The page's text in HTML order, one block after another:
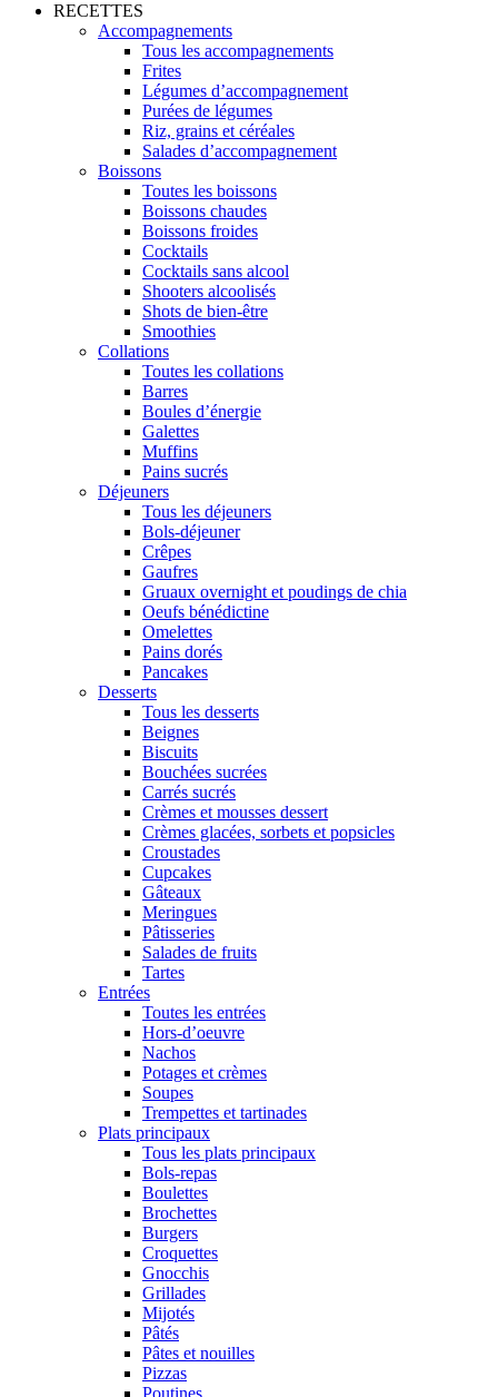
RECETTES
Accompagnements
Tous les accompagnements
Frites
Légumes d’accompagnement
Purées de légumes
Riz, grains et céréales
Salades d’accompagnement
Boissons
Toutes les boissons
Boissons chaudes
Boissons froides
Cocktails
Cocktails sans alcool
Shooters alcoolisés
Shots de bien-être
Smoothies
Collations
Toutes les collations
Barres
Boules d’énergie
Galettes
Muffins
Pains sucrés
Déjeuners
Tous les déjeuners
Bols-déjeuner
Crêpes
Gaufres
Gruaux overnight et poudings de chia
Oeufs bénédictine
Omelettes
Pains dorés
Pancakes
Desserts
Tous les desserts
Beignes
Biscuits
Bouchées sucrées
Carrés sucrés
Crèmes et mousses dessert
Crèmes glacées, sorbets et popsicles
Croustades
Cupcakes
Gâteaux
Meringues
Pâtisseries
Salades de fruits
Tartes
Entrées
Toutes les entrées
Hors-d’oeuvre
Nachos
Potages et crèmes
Soupes
Trempettes et tartinades
Plats principaux
Tous les plats principaux
Bols-repas
Boulettes
Brochettes
Burgers
Croquettes
Gnocchis
Grillades
Mijotés
Pâtés
Pâtes et nouilles
Pizzas
Poutines